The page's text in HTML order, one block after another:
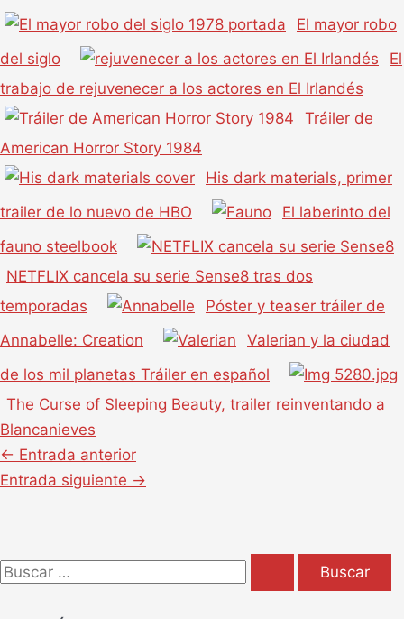
El mayor robo
del siglo
El
trabajo de rejuvenecer a los actores en El Irlandés
Tráiler de
American Horror Story 1984
His dark materials, primer
trailer de lo nuevo de HBO
El laberinto del
fauno steelbook
NETFLIX cancela su serie Sense8 tras dos
temporadas
Póster y teaser tráiler de
Annabelle: Creation
Valerian y la ciudad
de los mil planetas Tráiler en español
The Curse of Sleeping Beauty, trailer reinventando a
Blancanieves
← Entrada anterior
Entrada siguiente →
B